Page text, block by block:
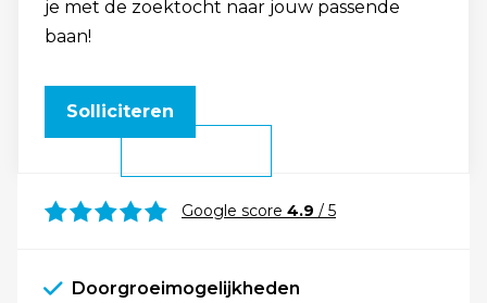
je met de zoektocht naar jouw passende
baan!
Solliciteren
Google score 4.9 / 5
Doorgroeimogelijkheden